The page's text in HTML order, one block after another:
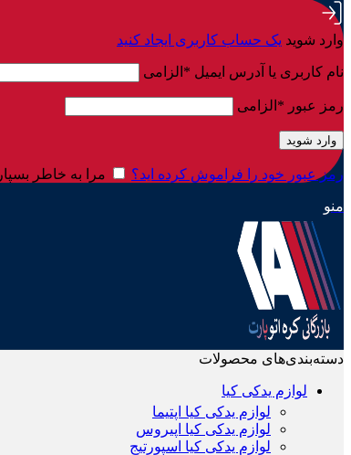
وارد شوید یک حساب کاربری ایجاد کنید
نام کاربری یا آدرس ایمیل * الزامی
رمز عبور * الزامی
وارد شوید
رمز عبور خود را فراموش کرده اید؟ مرا به خاطر بسپار
منو
دسته‌بندی‌های محصولات
لوازم یدکی کیا
لوازم یدکی کیا اپتیما
لوازم یدکی کیا اپیروس
لوازم یدکی کیا اسپورتیج